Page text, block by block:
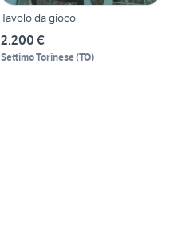
Tavolo da gioco
2.200 €
Settimo Torinese(TO)